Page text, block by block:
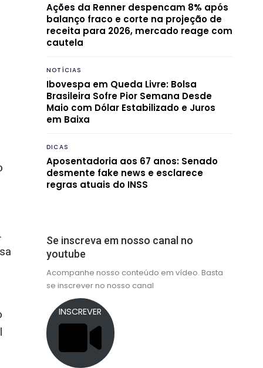
Ações da Renner despencam 8% após
balanço fraco e corte na projeção de
receita para 2026, mercado reage com
cautela
NOTÍCIAS
Ibovespa em Queda Livre: Bolsa
Brasileira Sofre Pior Semana Desde
Maio com Dólar Estabilizado e Juros
em Baixa
DICAS
Aposentadoria aos 67 anos: Senado
desmente fake news e esclarece
regras atuais do INSS
Se inscreva em nosso canal no
youtube
Acompanhe nosso conteúdo em vídeo. Basta
se inscrever no nosso canal
INSCREVER